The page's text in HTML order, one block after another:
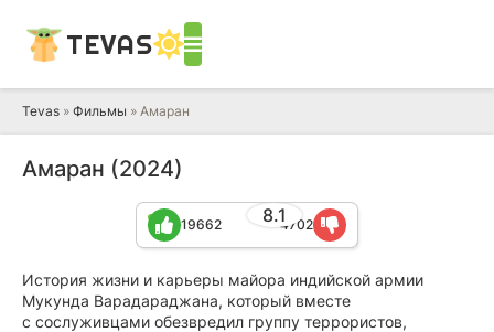
TEVAS
Tevas » Фильмы » Амаран
Амаран (2024)
8.1
19662 4702
История жизни и карьеры майора индийской армии
Мукунда Варадараджана, который вместе
с сослуживцами обезвредил группу террористов,